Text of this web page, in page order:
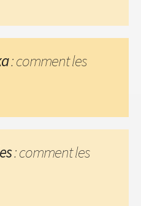
: comment les
: comment les